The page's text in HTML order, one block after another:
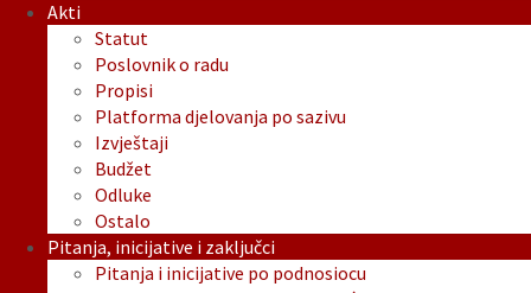
Akti
Statut
Poslovnik o radu
Propisi
Platforma djelovanja po sazivu
Izvještaji
Budžet
Odluke
Ostalo
Pitanja, inicijative i zaključci
Pitanja i inicijative po podnosiocu